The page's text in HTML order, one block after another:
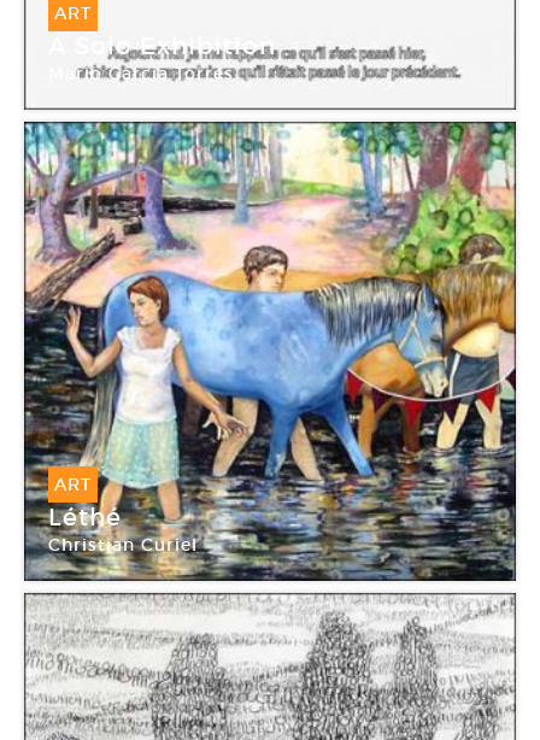
ART
A Solo Exhibition
Mario Garcia Torres
ART
Léthé
Christian Curiel